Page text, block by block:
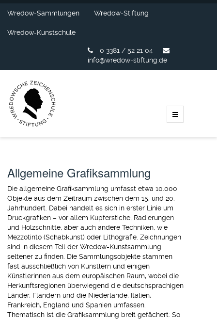
Wredow-Sammlungen Wredow-Stiftung
Wredow-Kunstschule
0 3381 / 52 21 04
info@wredow-stiftung.de
Allgemeine Grafiksammlung
Die allgemeine Grafiksammlung umfasst etwa 10.000
Objekte aus dem Zeitraum zwischen dem 15. und 20.
Jahrhundert. Dabei handelt es sich in erster Linie um
Druckgrafiken – vor allem Kupferstiche, Radierungen
und Holzschnitte, aber auch andere Techniken, wie
Mezzotinto (Schabkunst) oder Lithografie. Zeichnungen
sind in diesem Teil der Wredow-Kunstsammlung
seltener zu finden. Die Sammlungsobjekte stammen
fast ausschließlich von Künstlern und einigen
Künstlerinnen aus dem europäischen Raum, wobei die
Herkunftsregionen überwiegend die deutschsprachigen
Länder, Flandern und die Niederlande, Italien,
Frankreich, England und Spanien umfassen.
Thematisch ist die Grafiksammlung breit gefächert: So